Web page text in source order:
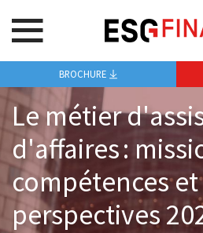
Le métier
d'affaires :
compétences et
perspectives
BROCHURE